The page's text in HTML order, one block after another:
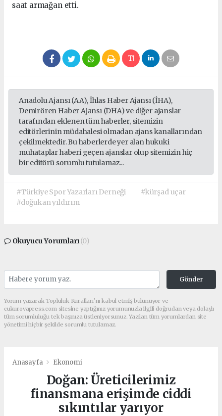
saat armağan etti.
Anadolu Ajansı (AA), İhlas Haber Ajansı (İHA),
Demirören Haber Ajansı (DHA) ve diğer ajanslar
tarafından eklenen tüm haberler, sitemizin
editörlerinin müdahalesi olmadan ajans kanallarından
çekilmektedir. Bu haberlerde yer alan hukuki
muhataplar haberi geçen ajanslar olup sitemizin hiç
bir editörü sorumlu tutulamaz...
#Türkiye Spor Yazarları Derneği
#kürşad uçar
#doğukan yıldırım
Okuyucu Yorumları(0)
Gönder
Yorum yazarak Topluluk Kuralları’nı kabul etmiş bulunuyor ve
cukurovapress.com sitesine yaptığınız yorumunuzla ilgili doğrudan veya dolaylı
tüm sorumluluğu tek başınıza üstleniyorsunuz. Yazılan tüm yorumlardan site
yönetimi hiçbir şekilde sorumlu tutulamaz.
Anasayfa Ekonomi
Doğan: Üreticilerimiz
finansmana erişimde ciddi
sıkıntılar yarıyor